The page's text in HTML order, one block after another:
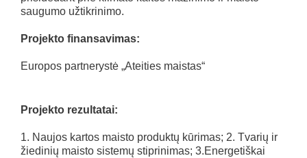
saugumo užtikrinimo.
Projekto finansavimas:
Europos partnerystė „Ateities maistas“
Projekto rezultatai:
1. Naujos kartos maisto produktų kūrimas; 2. Tvarių ir
žiedinių maisto sistemų stiprinimas; 3.Energetiškai